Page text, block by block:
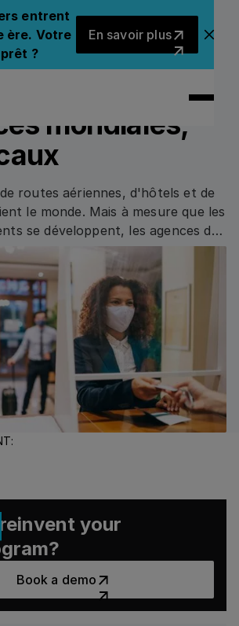
entrent
ère. Votre
?
En savoir plus
/ min read
voyages :
mondiales,
routes aériennes, d'hôtels et de
le monde. Mais à mesure que les
se développent, les agences de
à de nouvelles
article explore comment les
et locaux des ressources
à ces défis au Brésil et en Inde,
stratégie mondiale avec les réalités
your
Book a demo